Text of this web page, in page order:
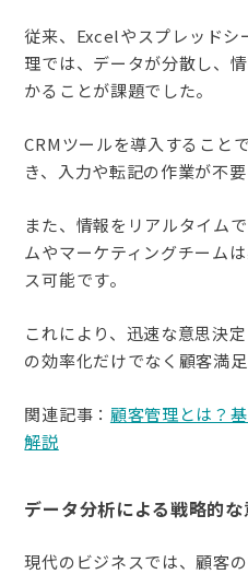
従来、Excelやスプレッドシ
理では、データが分散し、
かることが課題でした。
CRMツールを導入すること
き、入力や転記の作業が不要
また、情報をリアルタイム
ムやマーケティングチーム
ス可能です。
これにより、迅速な意思決
の効率化だけでなく顧客満
関連記事： 顧客管理とは？
解説
データ分析による戦略的
現代のビジネスでは、顧客